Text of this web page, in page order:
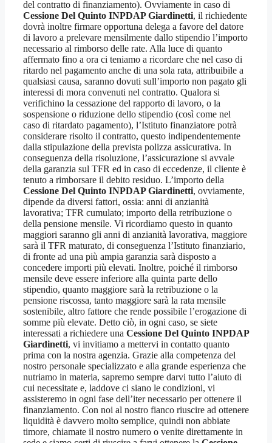
del contratto di finanziamento). Ovviamente in caso di
Cessione Del Quinto INPDAP Giardinetti, il richiedente
dovrà inoltre firmare opportuna delega a favore del datore
di lavoro a prelevare mensilmente dallo stipendio l’importo
necessario al rimborso delle rate. Alla luce di quanto
affermato fino a ora ci teniamo a ricordare che nel caso di
ritardo nel pagamento anche di una sola rata, attribuibile a
qualsiasi causa, saranno dovuti sull’importo non pagato gli
interessi di mora convenuti nel contratto. Qualora si
verifichino la cessazione del rapporto di lavoro, o la
sospensione o riduzione dello stipendio (così come nel
caso di ritardato pagamento), l’Istituto finanziatore potrà
considerare risolto il contratto, questo indipendentemente
dalla stipulazione della prevista polizza assicurativa. In
conseguenza della risoluzione, l’assicurazione si avvale
della garanzia sul TFR ed in caso di eccedenze, il cliente è
tenuto a rimborsare il debito residuo. L’importo della
Cessione Del Quinto INPDAP Giardinetti, ovviamente,
dipende da diversi fattori, ossia: anni di anzianità
lavorativa; TFR cumulato; importo della retribuzione o
della pensione mensile. Vi ricordiamo questo in quanto
maggiori saranno gli anni di anzianità lavorativa, maggiore
sarà il TFR maturato, di conseguenza l’Istituto finanziario,
di fronte ad una più ampia garanzia sarà disposto a
concedere importi più elevati. Inoltre, poiché il rimborso
mensile deve essere inferiore alla quinta parte dello
stipendio, quanto maggiore sarà la retribuzione o la
pensione riscossa, tanto maggiore sarà la rata mensile
sostenibile, altro fattore che rende possibile l’erogazione di
somme più elevate. Detto ciò, in ogni caso, se siete
interessati a richiedere una Cessione Del Quinto INPDAP
Giardinetti, vi invitiamo a mettervi in contatto quanto
prima con la nostra agenzia. Grazie alla competenza del
nostro personale specializzato e alla grande esperienza che
nutriamo in materia, sapremo sempre darvi tutto l’aiuto di
cui necessitate e, laddove ci siano le condizioni, vi
assisteremo in ogni fase dell’iter necessario per ottenere il
finanziamento. Con noi al nostro fianco riuscire ad ottenere
liquidità è davvero molto semplice, quindi non abbiate
timore, chiamate il nostro numero o venite direttamente in